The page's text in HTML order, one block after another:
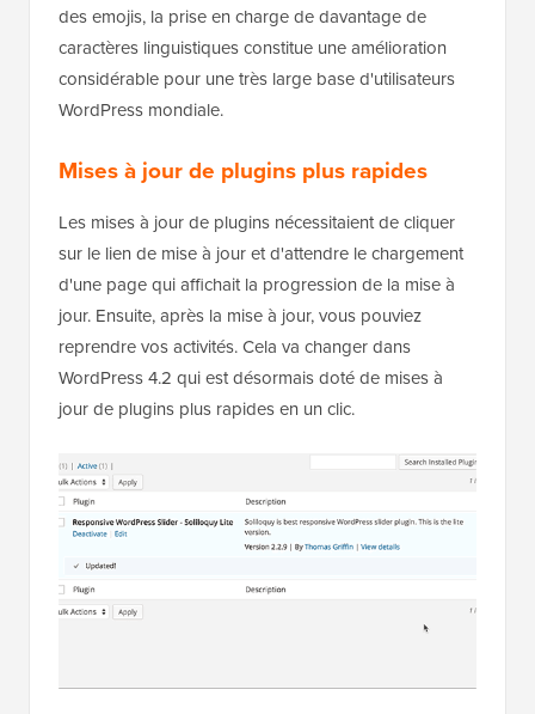
des emojis, la prise en charge de davantage de
caractères linguistiques constitue une amélioration
considérable pour une très large base d'utilisateurs
WordPress mondiale.
Mises à jour de plugins plus rapides
Les mises à jour de plugins nécessitaient de cliquer
sur le lien de mise à jour et d'attendre le chargement
d'une page qui affichait la progression de la mise à
jour. Ensuite, après la mise à jour, vous pouviez
reprendre vos activités. Cela va changer dans
WordPress 4.2 qui est désormais doté de mises à
jour de plugins plus rapides en un clic.